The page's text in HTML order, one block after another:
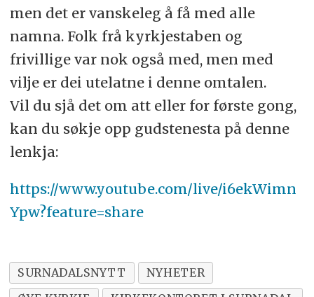
men det er vanskeleg å få med alle
namna. Folk frå kyrkjestaben og
frivillige var nok også med, men med
vilje er dei utelatne i denne omtalen.
Vil du sjå det om att eller for første gong,
kan du søkje opp gudstenesta på denne
lenkja:
https://www.youtube.com/live/i6ekWimn
Ypw?feature=share
SURNADALSNYTT
NYHETER